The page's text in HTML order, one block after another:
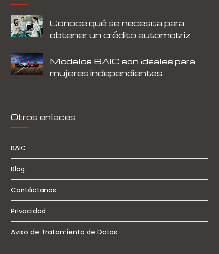
Conoce qué se necesita para
obtener un crédito automotriz
Modelos BAIC son ideales para
mujeres independientes
Otros enlaces
BAIC
Blog
Contáctanos
Privacidad
Aviso de Tratamiento de Datos